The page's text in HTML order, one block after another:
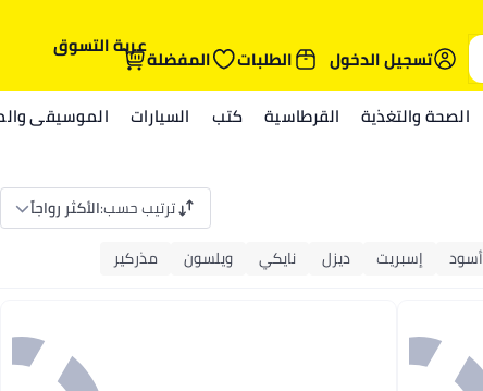
تسجيل الدخول
الطلبات المفضلةعربة التسوق
الصحة والتغذية القرطاسية كتب السيارات الموسيقى
ترتيب حسب:الأكثر رواجاً
أسود إسبريت ديزل نايكي ويلسون مذركير